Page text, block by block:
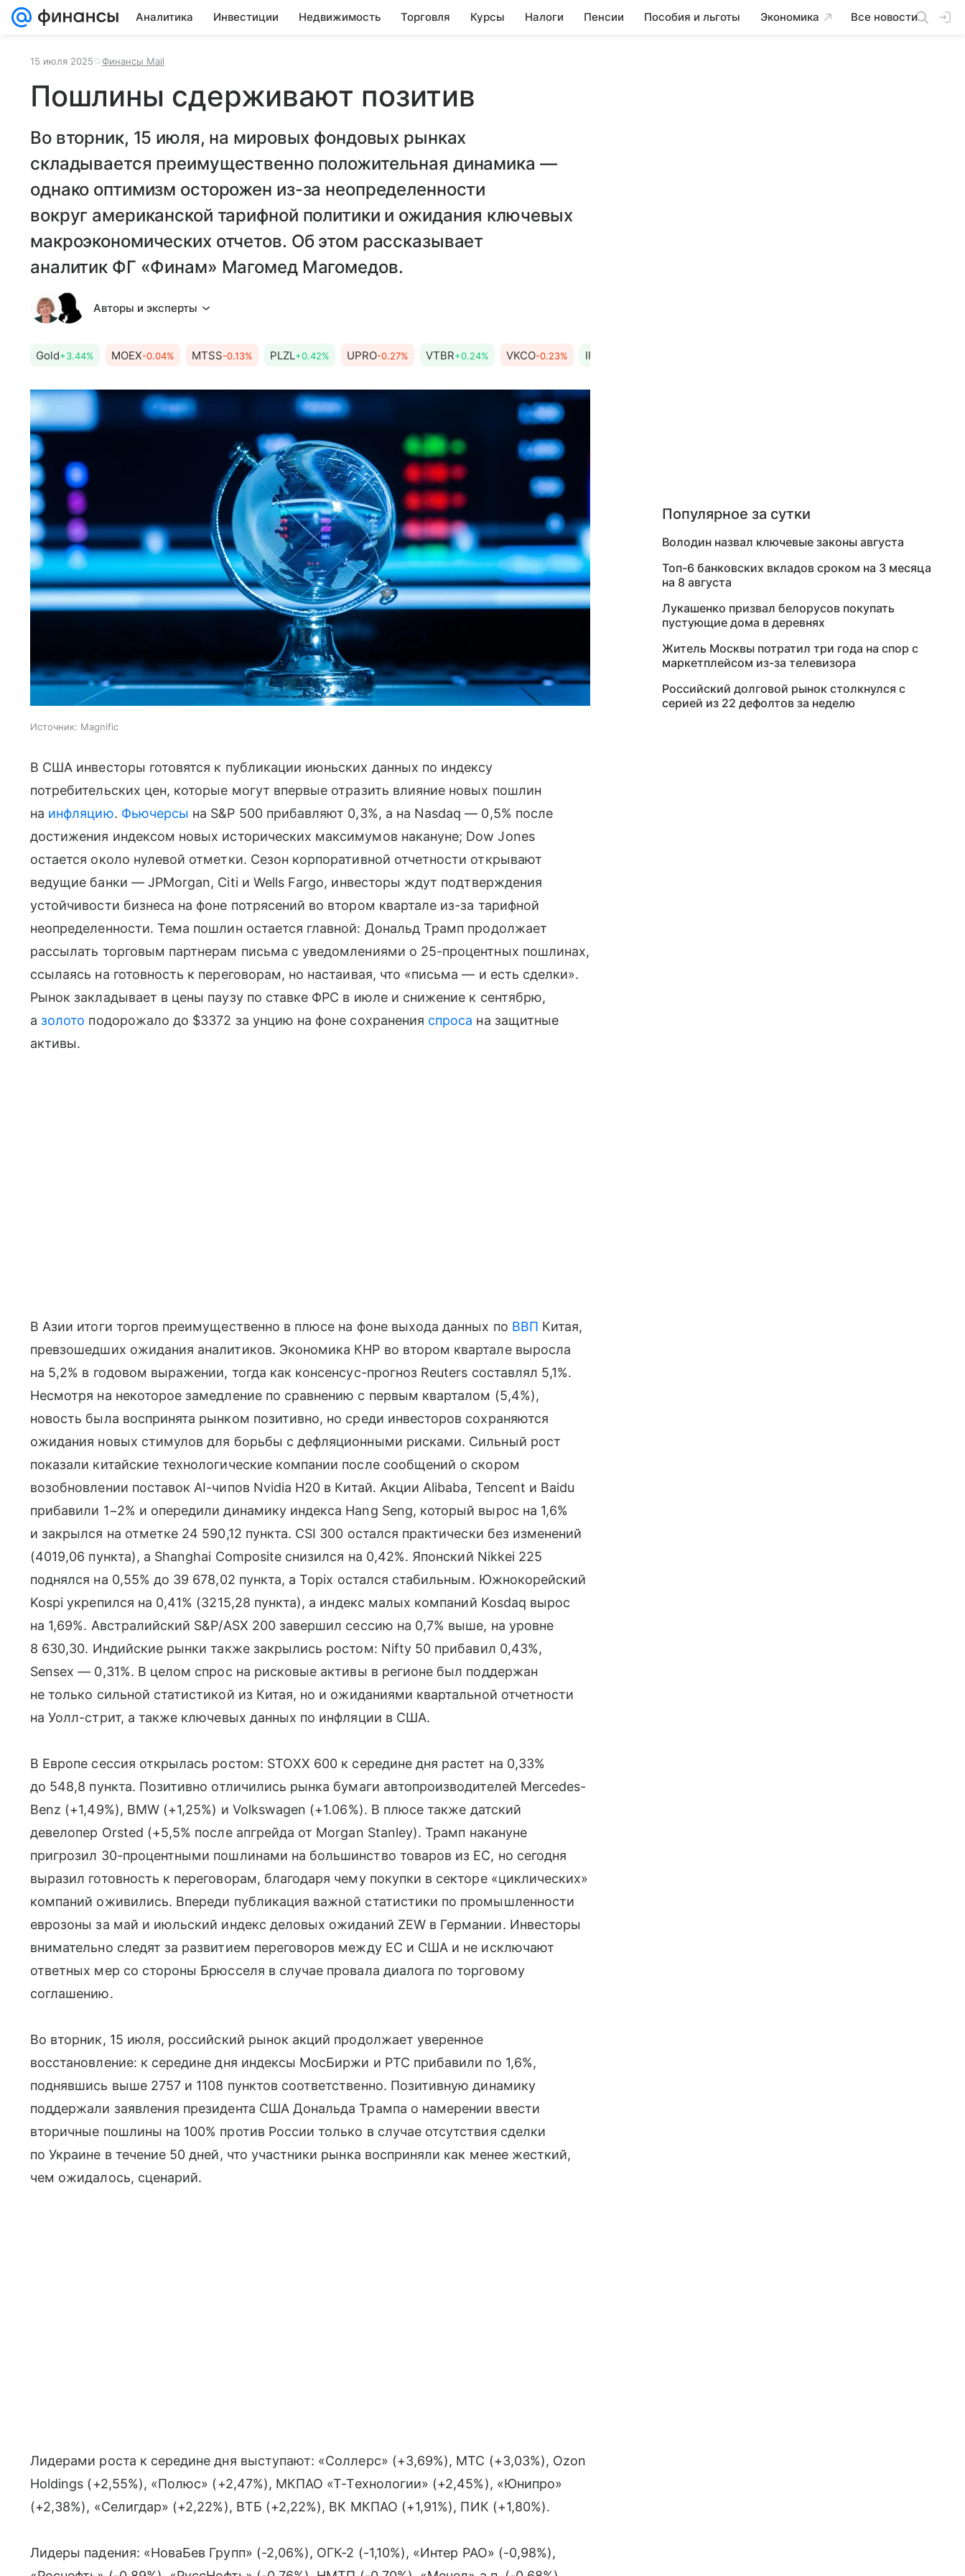
Аналитика Инвестиции Недвижимость Торговля Курсы Налоги Пенсии Пособия и льготы Экономика Все новости
15 июля 2025 Финансы Mail
Пошлины сдерживают позитив
Во вторник, 15 июля, на мировых фондовых рынках
складывается преимущественно положительная динамика —
однако оптимизм осторожен из-за неопределенности
вокруг американской тарифной политики и ожидания ключевых
макроэкономических отчетов. Об этом рассказывает
аналитик ФГ «Финам» Магомед Магомедов.
Авторы и эксперты
Gold+3.44% MOEX-0.04% MTSS-0.13% PLZL+0.42% UPRO-0.27% VTBR+0.24% VKCO-0.23% IRAO
Источник: Magnific
В США инвесторы готовятся к публикации июньских данных по индексу
потребительских цен, которые могут впервые отразить влияние новых пошлин
на инфляцию. Фьючерсы на S&P 500 прибавляют 0,3%, а на Nasdaq — 0,5% после
достижения индексом новых исторических максимумов накануне; Dow Jones
остается около нулевой отметки. Сезон корпоративной отчетности открывают
ведущие банки — JPMorgan, Citi и Wells Fargo, инвесторы ждут подтверждения
устойчивости бизнеса на фоне потрясений во втором квартале из-за тарифной
неопределенности. Тема пошлин остается главной: Дональд Трамп продолжает
рассылать торговым партнерам письма с уведомлениями о 25-процентных пошлинах,
ссылаясь на готовность к переговорам, но настаивая, что «письма — и есть сделки».
Рынок закладывает в цены паузу по ставке ФРС в июле и снижение к сентябрю,
а золото подорожало до $3372 за унцию на фоне сохранения спроса на защитные
активы.
В Азии итоги торгов преимущественно в плюсе на фоне выхода данных по ВВП Китая,
превзошедших ожидания аналитиков. Экономика КНР во втором квартале выросла
на 5,2% в годовом выражении, тогда как консенсус-прогноз Reuters составлял 5,1%.
Несмотря на некоторое замедление по сравнению с первым кварталом (5,4%),
новость была воспринята рынком позитивно, но среди инвесторов сохраняются
ожидания новых стимулов для борьбы с дефляционными рисками. Сильный рост
показали китайские технологические компании после сообщений о скором
возобновлении поставок AI-чипов Nvidia H20 в Китай. Акции Alibaba, Tencent и Baidu
прибавили 1−2% и опередили динамику индекса Hang Seng, который вырос на 1,6%
и закрылся на отметке 24 590,12 пункта. CSI 300 остался практически без изменений
(4019,06 пункта), а Shanghai Composite снизился на 0,42%. Японский Nikkei 225
поднялся на 0,55% до 39 678,02 пункта, а Topix остался стабильным. Южнокорейский
Kospi укрепился на 0,41% (3215,28 пункта), а индекс малых компаний Kosdaq вырос
на 1,69%. Австралийский S&P/ASX 200 завершил сессию на 0,7% выше, на уровне
8 630,30. Индийские рынки также закрылись ростом: Nifty 50 прибавил 0,43%,
Sensex — 0,31%. В целом спрос на рисковые активы в регионе был поддержан
не только сильной статистикой из Китая, но и ожиданиями квартальной отчетности
на Уолл-стрит, а также ключевых данных по инфляции в США.
В Европе сессия открылась ростом: STOXX 600 к середине дня растет на 0,33%
до 548,8 пункта. Позитивно отличились рынка бумаги автопроизводителей Mercedes-
Benz (+1,49%), BMW (+1,25%) и Volkswagen (+1.06%). В плюсе также датский
девелопер Orsted (+5,5% после апгрейда от Morgan Stanley). Трамп накануне
пригрозил 30-процентными пошлинами на большинство товаров из ЕС, но сегодня
выразил готовность к переговорам, благодаря чему покупки в секторе «циклических»
компаний оживились. Впереди публикация важной статистики по промышленности
еврозоны за май и июльский индекс деловых ожиданий ZEW в Германии. Инвесторы
внимательно следят за развитием переговоров между ЕС и США и не исключают
ответных мер со стороны Брюсселя в случае провала диалога по торговому
соглашению.
Во вторник, 15 июля, российский рынок акций продолжает уверенное
восстановление: к середине дня индексы МосБиржи и РТС прибавили по 1,6%,
поднявшись выше 2757 и 1108 пунктов соответственно. Позитивную динамику
поддержали заявления президента США Дональда Трампа о намерении ввести
вторичные пошлины на 100% против России только в случае отсутствия сделки
по Украине в течение 50 дней, что участники рынка восприняли как менее жесткий,
чем ожидалось, сценарий.
Лидерами роста к середине дня выступают: «Соллерс» (+3,69%), МТС (+3,03%), Ozon
Holdings (+2,55%), «Полюс» (+2,47%), МКПАО «Т-Технологии» (+2,45%), «Юнипро»
(+2,38%), «Селигдар» (+2,22%), ВТБ (+2,22%), ВК МКПАО (+1,91%), ПИК (+1,80%).
Лидеры падения: «НоваБев Групп» (-2,06%), ОГК-2 (-1,10%), «Интер РАО» (-0,98%),
Популярное за сутки
Володин назвал ключевые законы августа
Топ-6 банковских вкладов сроком на 3 месяца
на 8 августа
Лукашенко призвал белорусов покупать
пустующие дома в деревнях
Житель Москвы потратил три года на спор с
маркетплейсом из-за телевизора
Российский долговой рынок столкнулся с
серией из 22 дефолтов за неделю